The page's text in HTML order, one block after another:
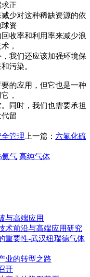
正
少对这种稀缺资源的依
资
回收率和利用率来减少浪
，
我们还应该加强环境保
污染。
的应用，但它也是一种
，
同时，我们也需要承担
留
管理 上一篇： 六氟化硫
氦气 高纯气体
与高端应用
术前沿与高端应用研究
重要性-武汉纽瑞德气体
业的转型之路
开